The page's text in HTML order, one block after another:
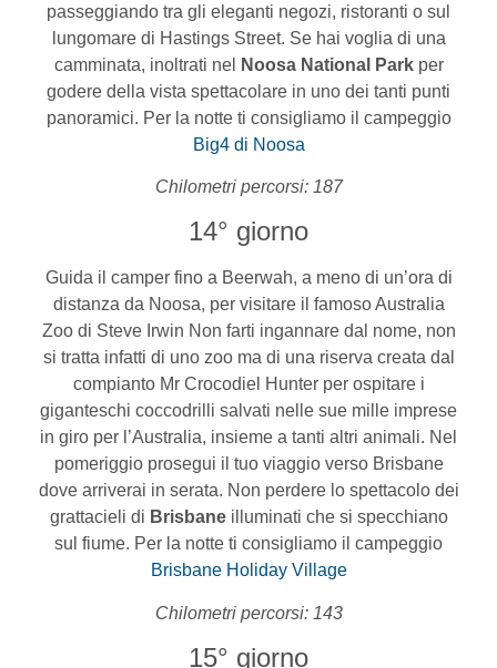
passeggiando tra gli eleganti negozi, ristoranti o sul
lungomare di Hastings Street. Se hai voglia di una
camminata, inoltrati nel
Noosa National Parkper
godere della vista spettacolare in uno dei tanti punti
panoramici. Per la notte ti consigliamo il campeggio
Big4 di Noosa
Chilometri percorsi: 187
14° giorno
Guida il camper fino a Beerwah, a meno di un’ora di
distanza da Noosa, per visitare il famoso Australia
Zoo di Steve Irwin Non farti ingannare dal nome, non
si tratta infatti di uno zoo ma di una riserva creata dal
compianto Mr Crocodiel Hunter per ospitare i
giganteschi coccodrilli salvati nelle sue mille imprese
in giro per l’Australia, insieme a tanti altri animali. Nel
pomeriggio prosegui il tuo viaggio verso Brisbane
dove arriverai in serata. Non perdere lo spettacolo dei
grattacieli di Brisbaneilluminati che si specchiano
sul fiume. Per la notte ti consigliamo il campeggio
Brisbane Holiday Village
Chilometri percorsi: 143
15° giorno